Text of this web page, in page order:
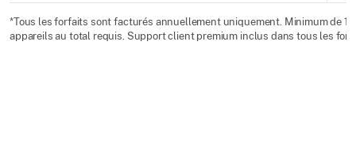
*Tous les forfaits sont facturés annuellement uniquement. Minimum de 10
appareils au total requis. Support client premium inclus dans tous les